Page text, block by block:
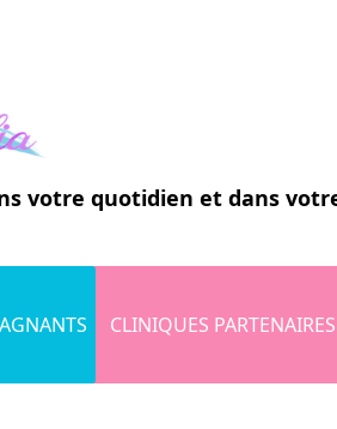
votre quotidien et dans
CLINIQUES PARTENAIRES